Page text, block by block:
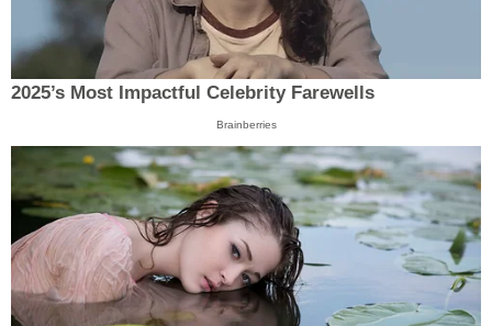
2025’s Most Impactful Celebrity Farewells
Brainberries